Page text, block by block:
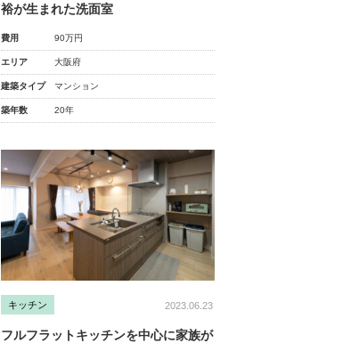
裕が生まれた洗面室
費用 90万円
エリア 大阪府
建築タイプ マンション
築年数 20年
キッチン 2023.06.23
フルフラットキッチンを中心に家族が